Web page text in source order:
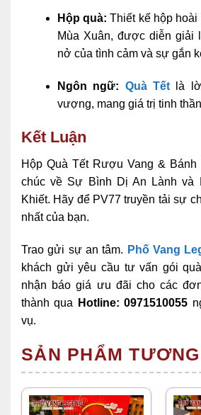
Hộp quà: Thiết kế hộp
Mùa Xuân, được diễn giải
nở của tình cảm và sự gắn
Ngôn ngữ: Quà Tết là
vượng, mang giá trị tinh
Kết Luận
Hộp Quà Tết Rượu Vang &
chúc về Sự Bình Dị An Lành và
Khiết. Hãy để PV77 truyền tải sự
nhất của bạn.
Trao gửi sự an tâm. Phố Vang
khách gửi yêu cầu tư vấn gói
nhận báo giá ưu đãi cho các
thành qua Hotline: 0971510055
vụ.
SẢN PHẨM